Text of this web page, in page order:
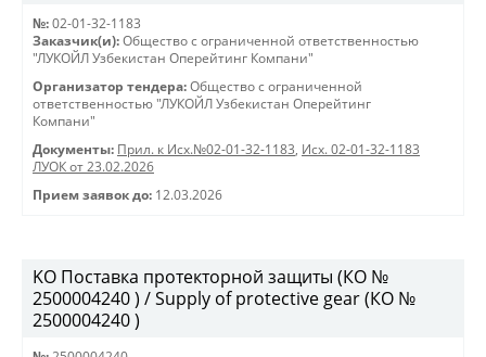
№: 02-01-32-1183
Заказчик(и): Общество с ограниченной ответственностью
"ЛУКОЙЛ Узбекистан Оперейтинг Компани"
Организатор тендера: Общество с ограниченной
ответственностью "ЛУКОЙЛ Узбекистан Оперейтинг
Компани"
Документы: Прил. к Исх.№02-01-32-1183, Исх. 02-01-32-1183
ЛУОК от 23.02.2026
Прием заявок до: 12.03.2026
KO Поставка протекторной защиты (КО №
2500004240 ) / Supply of protective gear (КО №
2500004240 )